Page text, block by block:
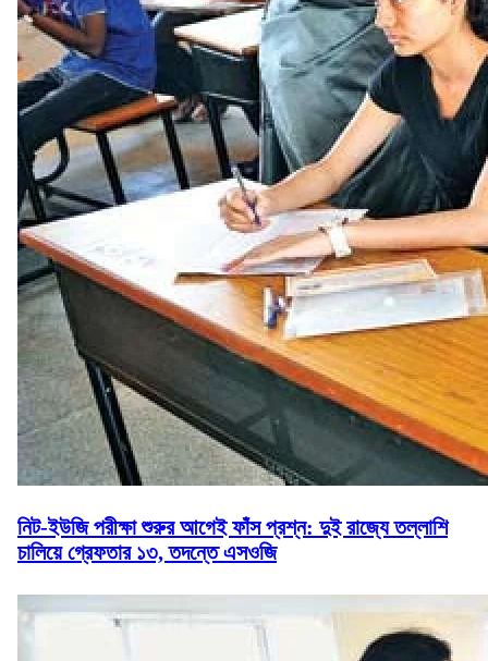
নিট-ইউজি পরীক্ষা শুরুর আগেই ফাঁস প্রশ্ন: দুই রাজ্যে তল্লাশি
চালিয়ে গ্রেফতার ১৩, তদন্তে এসওজি